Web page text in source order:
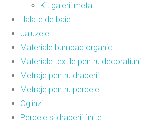
Kit galerii metal
Halate de baie
Jaluzele
Materiale bumbac organic
Materiale textile pentru decoratiuni
Metraje pentru draperii
Metraje pentru perdele
Oglinzi
Perdele si draperii finite